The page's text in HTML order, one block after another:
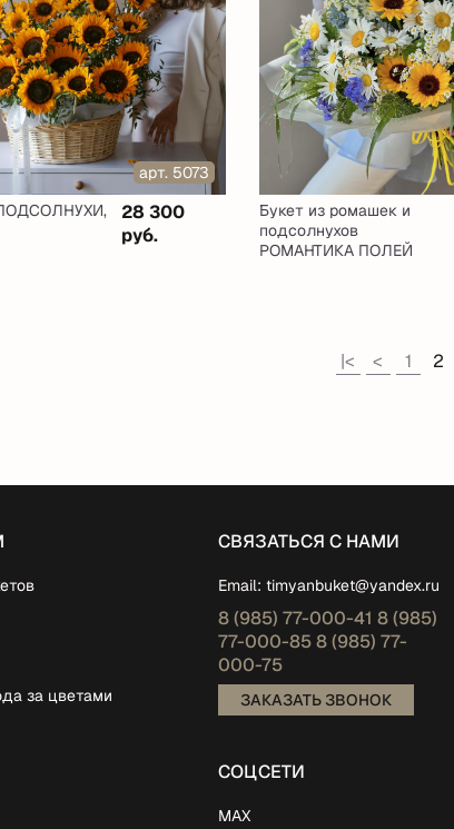
арт. 5073
28 300
руб.
Букет из ромашек и
подсолнухов
РОМАНТИКА ПОЛЕЙ
|< < 1 2
за цветами
СВЯЗАТЬСЯ С НАМИ
Email:timyanbuket@yandex.ru
8 (985)77-000-41 8 (985)
77-000-85 8 (985)77-
000-75
ЗАКАЗАТЬ ЗВОНОК
СОЦСЕТИ
MAX